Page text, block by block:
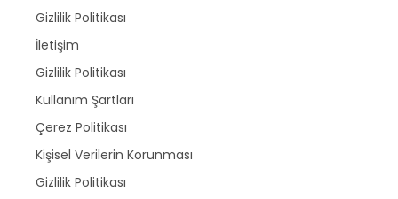
Gizlilik Politikası
İletişim
Gizlilik Politikası
Kullanım Şartları
Çerez Politikası
Kişisel Verilerin Korunması
Gizlilik Politikası